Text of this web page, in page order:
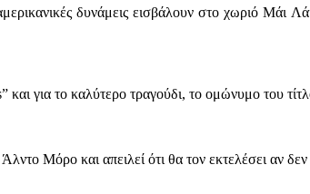
δυνάμεις εισβάλουν στο χωριό Μάι
για το καλύτερο τραγούδι, το ομώνυμο του
Μόρο και απειλεί ότι θα τον εκτελέσει αν